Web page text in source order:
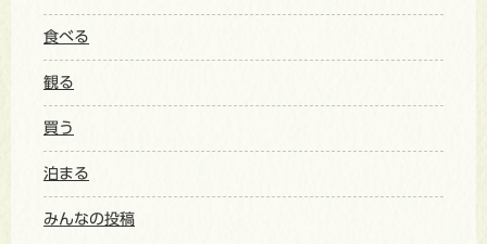
食べる
観る
買う
泊まる
みんなの投稿